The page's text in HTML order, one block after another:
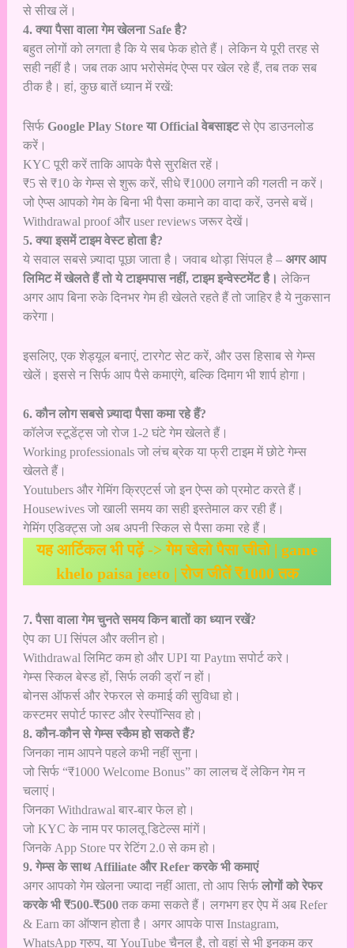
से सीख लें।
4. क्या पैसा वाला गेम खेलना Safe है?
बहुत लोगों को लगता है कि ये सब फेक होते हैं। लेकिन ये पूरी तरह से
सही नहीं है। जब तक आप भरोसेमंद ऐप्स पर खेल रहे हैं, तब तक सब
ठीक है। हां, कुछ बातें ध्यान में रखें:
सिर्फ Google Play Store या Official वेबसाइटसे ऐप डाउनलोड
करें।
KYC पूरी करें ताकि आपके पैसे सुरक्षित रहें।
₹5 से ₹10 के गेम्स से शुरू करें, सीधे ₹1000 लगाने की गलती न करें।
जो ऐप्स आपको गेम के बिना भी पैसा कमाने का वादा करें, उनसे बचें।
Withdrawal proof और user reviews जरूर देखें।
5. क्या इसमें टाइम वेस्ट होता है?
ये सवाल सबसे ज़्यादा पूछा जाता है। जवाब थोड़ा सिंपल है – अगर आप
लिमिट में खेलते हैं तो ये टाइमपास नहीं, टाइम इन्वेस्टमेंट है। लेकिन
अगर आप बिना रुके दिनभर गेम ही खेलते रहते हैं तो जाहिर है ये नुकसान
करेगा।
इसलिए, एक शेड्यूल बनाएं, टारगेट सेट करें, और उस हिसाब से गेम्स
खेलें। इससे न सिर्फ आप पैसे कमाएंगे, बल्कि दिमाग भी शार्प होगा।
6. कौन लोग सबसे ज़्यादा पैसा कमा रहे हैं?
कॉलेज स्टूडेंट्स जो रोज 1-2 घंटे गेम खेलते हैं।
Working professionals जो लंच ब्रेक या फ्री टाइम में छोटे गेम्स
खेलते हैं।
Youtubers और गेमिंग क्रिएटर्स जो इन ऐप्स को प्रमोट करते हैं।
Housewives जो खाली समय का सही इस्तेमाल कर रही हैं।
गेमिंग एडिक्ट्स जो अब अपनी स्किल से पैसा कमा रहे हैं।
यह आर्टिकल भी पढ़ें ->गेम खेलो पैसा जीतो | game
khelo paisa jeeto | रोज जीतें ₹1000 तक
7. पैसा वाला गेम चुनते समय किन बातों का ध्यान रखें?
ऐप का UI सिंपल और क्लीन हो।
Withdrawal लिमिट कम हो और UPI या Paytm सपोर्ट करे।
गेम्स स्किल बेस्ड हों, सिर्फ लकी ड्रॉ न हों।
बोनस ऑफर्स और रेफरल से कमाई की सुविधा हो।
कस्टमर सपोर्ट फास्ट और रेस्पॉन्सिव हो।
8. कौन-कौन से गेम्स स्कैम हो सकते हैं?
जिनका नाम आपने पहले कभी नहीं सुना।
जो सिर्फ “₹1000 Welcome Bonus” का लालच दें लेकिन गेम न
चलाएं।
जिनका Withdrawal बार-बार फेल हो।
जो KYC के नाम पर फालतू डिटेल्स मांगें।
जिनके App Store पर रेटिंग 2.0 से कम हो।
9. गेम्स के साथ Affiliate और Refer करके भी कमाएं
अगर आपको गेम खेलना ज्यादा नहीं आता, तो आप सिर्फ लोगों को रेफर
करके भी ₹500-₹500तक कमा सकते हैं। लगभग हर ऐप में अब Refer
& Earn का ऑप्शन होता है। अगर आपके पास Instagram,
WhatsApp ग्रुप, या YouTube चैनल है, तो वहां से भी इनकम कर